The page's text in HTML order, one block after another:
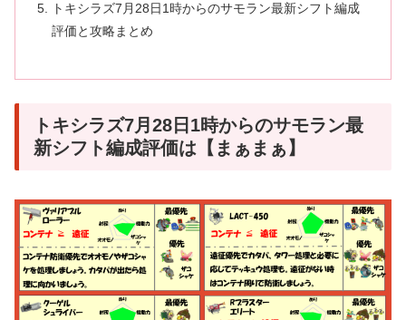
トキシラズ7月28日1時からのサモラン最新シフト編成
評価と攻略まとめ
トキシラズ7月28日1時からのサモラン最
新シフト編成評価は【まぁまぁ】